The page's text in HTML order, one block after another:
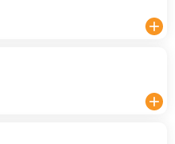
add
add